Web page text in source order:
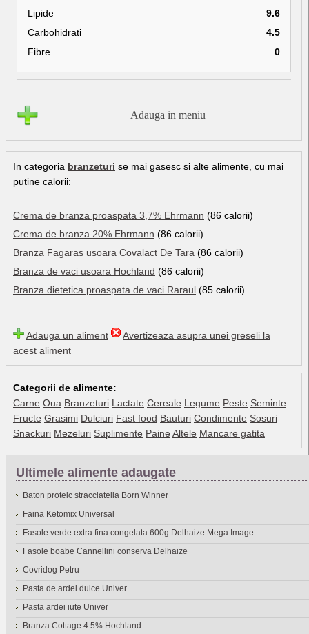
Lipide
9.6
Carbohidrati
4.5
Fibre
0
Adauga in meniu
In categoria branzeturi se mai gasesc si alte alimente, cu mai
putine calorii:
Crema de branza proaspata 3,7% Ehrmann (86 calorii)
Crema de branza 20% Ehrmann (86 calorii)
Branza Fagaras usoara Covalact De Tara (86 calorii)
Branza de vaci usoara Hochland (86 calorii)
Branza dietetica proaspata de vaci Raraul (85 calorii)
Adauga un aliment
Avertizeaza asupra unei greseli la
acest aliment
Categorii de alimente:
Carne Oua Branzeturi Lactate Cereale Legume Peste Seminte
Fructe Grasimi Dulciuri Fast food Bauturi Condimente Sosuri
Snackuri Mezeluri Suplimente Paine Altele Mancare gatita
Ultimele alimente adaugate
Baton proteic stracciatella Born Winner
Faina Ketomix Universal
Fasole verde extra fina congelata 600g Delhaize Mega Image
Fasole boabe Cannellini conserva Delhaize
Covridog Petru
Pasta de ardei dulce Univer
Pasta ardei iute Univer
Branza Cottage 4.5% Hochland